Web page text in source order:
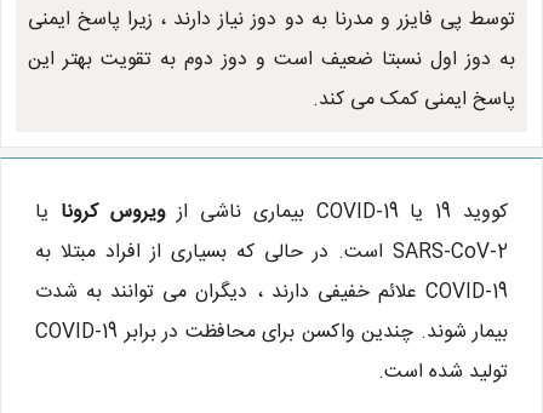
توسط پی فایزر و مدرنا به دو دوز نیاز دارند ، زیرا پاسخ ایمنی
به دوز اول نسبتا ضعیف است و دوز دوم به تقویت بهتر این
پاسخ ایمنی کمک می کند.
کووید 19 یا COVID-19 بیماری ناشی از ویروس کرونا یا
SARS-CoV-2 است. در حالی که بسیاری از افراد مبتلا به
COVID-19 علائم خفیفی دارند ، دیگران می توانند به شدت
بیمار شوند. چندین واکسن برای محافظت در برابر COVID-19
تولید شده است.